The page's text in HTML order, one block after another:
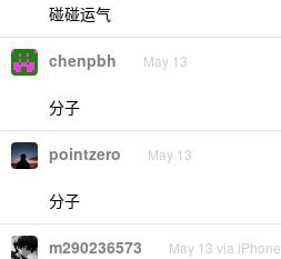
碰碰运气
chenpbh May 13
分子
pointzero May 13
分子
m290236573 May 13 via iPhone